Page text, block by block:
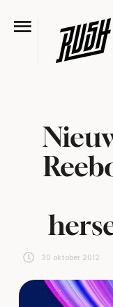
30 oktober 2012